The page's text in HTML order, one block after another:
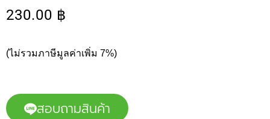
230.00 ฿
(ไม่รวมภาษีมูลค่าเพิ่ม 7%)
สอบถามสินค้า